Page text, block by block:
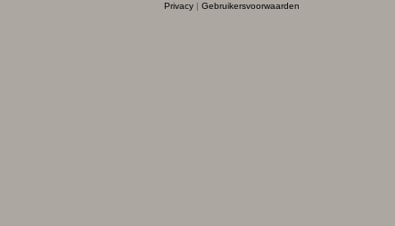
Privacy | Gebruikersvoorwaarden